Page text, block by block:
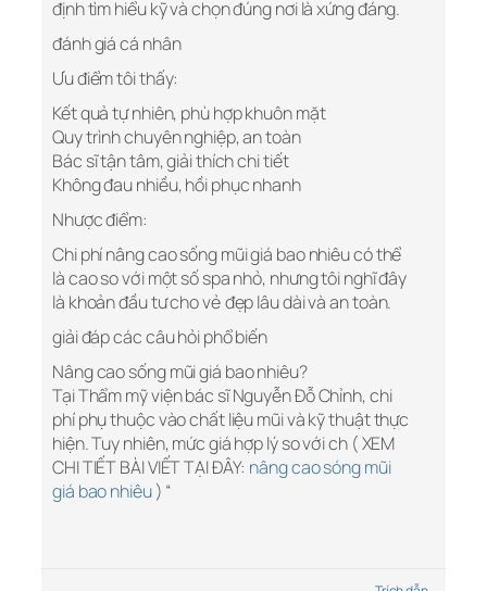
định tìm hiểu kỹ và chọn đúng nơi là xứng đáng.
đánh giá cá nhân
Ưu điểm tôi thấy:
Kết quả tự nhiên, phù hợp khuôn mặt
Quy trình chuyên nghiệp, an toàn
Bác sĩ tận tâm, giải thích chi tiết
Không đau nhiều, hồi phục nhanh
Nhược điểm:
Chi phí nâng cao sống mũi giá bao nhiêu có thể
là cao so với một số spa nhỏ, nhưng tôi nghĩ đây
là khoản đầu tư cho vẻ đẹp lâu dài và an toàn.
giải đáp các câu hỏi phổ biến
Nâng cao sống mũi giá bao nhiêu?
Tại Thẩm mỹ viện bác sĩ Nguyễn Đỗ Chỉnh, chi
phí phụ thuộc vào chất liệu mũi và kỹ thuật thực
hiện. Tuy nhiên, mức giá hợp lý so với ch ( XEM
CHI TIẾT BÀI VIẾT TẠI ĐÂY: nâng cao sóng mũi
giá bao nhiêu) “